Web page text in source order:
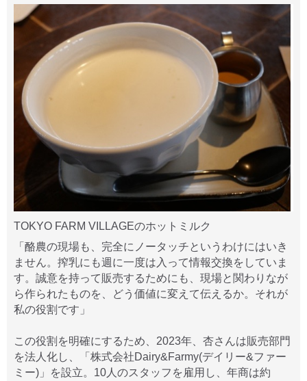
TOKYO FARM VILLAGEのホットミルク
「酪農の現場も、完全にノータッチというわけにはいき
ません。搾乳にも週に一度は入って情報交換をしていま
す。誠意を持って販売するためにも、現場と関わりなが
ら作られたものを、どう価値に変えて伝えるか。それが
私の役割です」
この役割を明確にするため、2023年、杏さんは販売部門
を法人化し、「株式会社Dairy&Farmy(デイリー&ファー
ミー)」を設立。10人のスタッフを雇用し、年商は約